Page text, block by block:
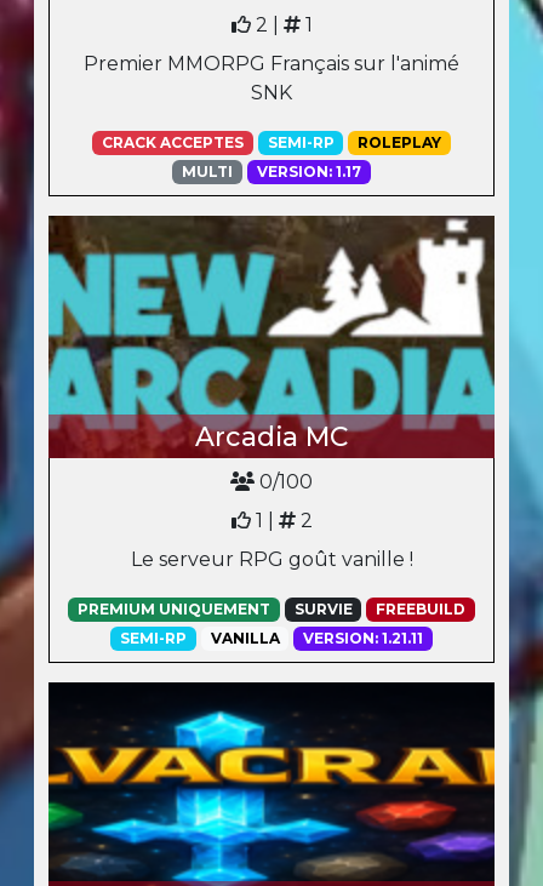
2 |
1
Premier MMORPG Français sur l'animé
SNK
CRACK ACCEPTES SEMI-RP
ROLEPLAY
MULTI
VERSION: 1.17
Arcadia MC
0/100
1 |
2
Le serveur RPG goût vanille !
PREMIUM UNIQUEMENT SURVIE
FREEBUILD
SEMI-RP
VANILLA VERSION: 1.21.11